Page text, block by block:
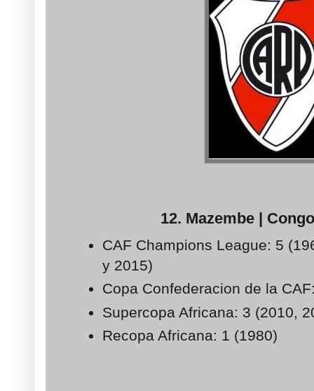
12. Mazembe |
CAF Champions League: 5
y 2015)
Copa Confederacion de la
Supercopa Africana: 3 (2010,
Recopa Africana: 1 (1980)